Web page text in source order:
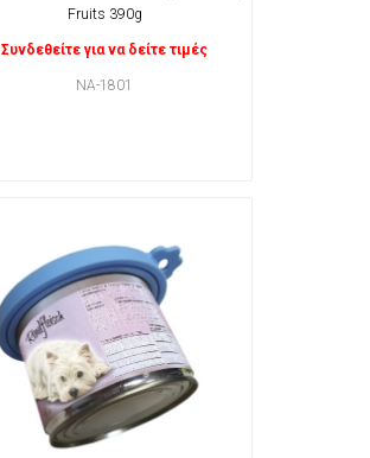
Fruits 390g
Συνδεθείτε για να δείτε τιμές
NA-1801